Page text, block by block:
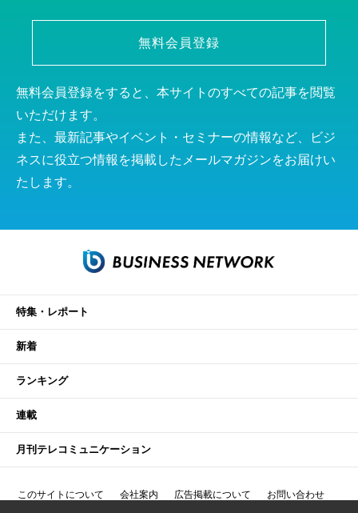
無料会員登録
無料会員登録をすると、本サイトのすべての記事を閲覧
いただけます。
また、最新記事やイベント・セミナーの情報など、ビジ
ネスに役立つ情報を掲載したメールマガジンをお届けい
たします。
特集・レポート
新着
ランキング
連載
月刊テレコミュニケーション
このサイトについて 会社案内 広告掲載について お問い合わせ